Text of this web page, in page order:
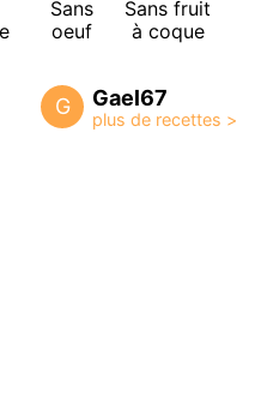
Sans
oeuf
Sans fruit
à coque
G Gael67